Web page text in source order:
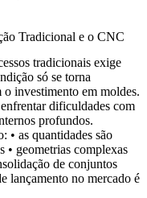
Tradicional e o CNC
tradicionais exige
só se torna
investimento em moldes.
dificuldades com
profundos.
• as quantidades são
• geometrias complexas
de conjuntos
lançamento no mercado é